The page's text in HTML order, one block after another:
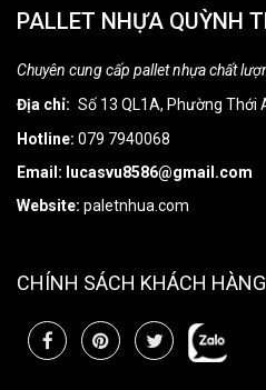
PALLET NHỰA QUỲNH
Chuyên cung cấp pallet nhựa chất
Địa chỉ: Số 13 QL1A, Phường Thới
Hotline: 079 7940068
Email: lucasvu8586@gmail.com
Website: paletnhua.com
CHÍNH SÁCH KHÁCH HÀNG